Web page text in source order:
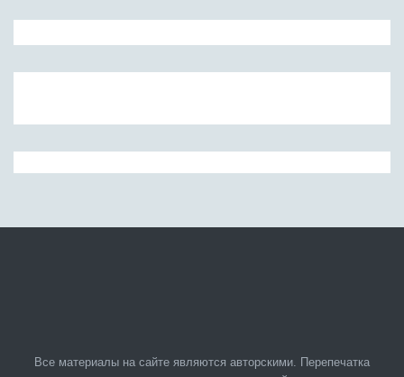
Все материалы на сайте являются авторскими. Перепечатка